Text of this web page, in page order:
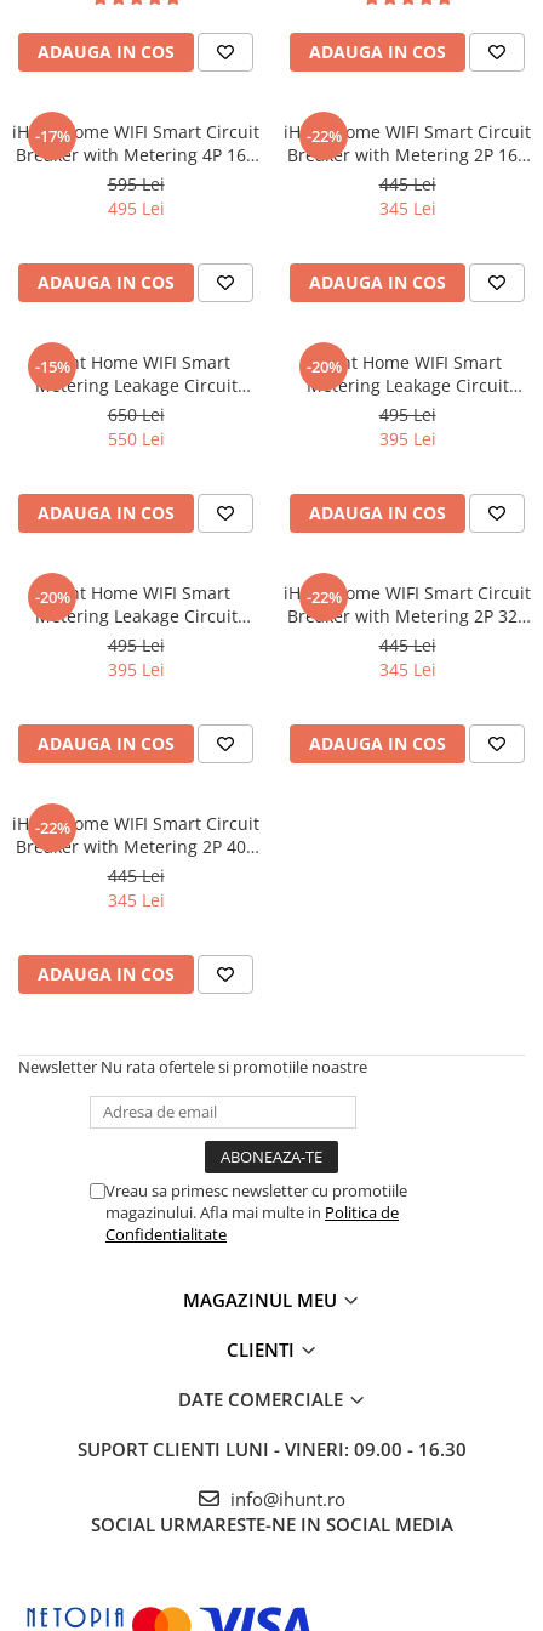
Oală sub Presiune
Slow Cooker
Gătit cu Aburi
Storcător
Deshidratoare
Aspiratoare Verticale
Mașini de Spălat
Mașini de Spălat Vase
Mașini de Spălat Rufe
Roboți Aspirator
Roboți Geamuri
Roboți Gradină
Roboți Piscină
Accesorii Consumabile
Lăzi Frigorifice
Coșuri de gunoi
INGRIJIRE PERSONALA
Uscătoare de Păr
Plăci de Îndreptat Părul
CASA, GRADINA SI BRICOLAJ
Sigurante inteligente
Climatizare
Purificatoare
Power Station
Utilaje gradina
Hrănitoare Inteligente
Telefoane Mobile Ulefone
Smartwatch Ulefone
Produse Doogee
ADAUGA IN COS ADAUGA IN COS
-17%
iHunt Home WIFI Smart Circuit
Breaker with Metering 4P 16A
- Siguranta automata
inteligenta cu contorizare
595 Lei
495 Lei
ADAUGA IN COS
-22%
iHunt Home WIFI Smart Circuit
Breaker with Metering 2P 16A
- Siguranta automata
inteligenta cu contorizare
445 Lei
345 Lei
ADAUGA IN COS
-15%
iHunt Home WIFI Smart
Metering Leakage Circuit
Breaker 4P 16A - Siguranta
automata inteligenta cu
650 Lei
550 Lei
ADAUGA IN COS
-20%
iHunt Home WIFI Smart
Metering Leakage Circuit
Breaker 2P 16A - Siguranta
automata inteligenta cu
495 Lei
395 Lei
ADAUGA IN COS
-20%
iHunt Home WIFI Smart
Metering Leakage Circuit
Breaker 2P 32A - Siguranta
automata inteligenta cu
495 Lei
395 Lei
ADAUGA IN COS
-22%
iHunt Home WIFI Smart Circuit
Breaker with Metering 2P 32A
- Siguranta automata
inteligenta cu contorizare
445 Lei
345 Lei
ADAUGA IN COS
-22%
iHunt Home WIFI Smart Circuit
Breaker with Metering 2P 40A
- Siguranta automata
inteligenta cu contorizare
445 Lei
345 Lei
ADAUGA IN COS
Newsletter Nu rata ofertele si promotiile noastre
Vreau sa primesc newsletter cu promotiile
magazinului. Afla mai multe in Politica de
Confidentialitate
MAGAZINUL MEU
CLIENTI
DATE COMERCIALE
SUPORT CLIENTI LUNI - VINERI: 09.00 - 16.30
info@ihunt.ro
SOCIAL URMARESTE-NE IN SOCIAL MEDIA